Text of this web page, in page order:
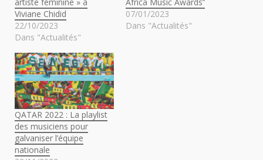
Viviane Chidid
22/10/2023
Dans "Actualités"
07/01/2023
Dans "Actualités"
QATAR 2022 : La playlist
des musiciens pour
galvaniser l’équipe
nationale